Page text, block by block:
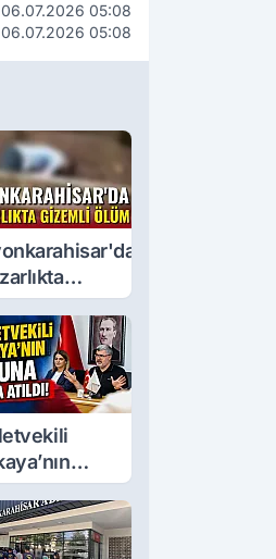
06.07.2026 05:08
05:08
Ölüm
İftira